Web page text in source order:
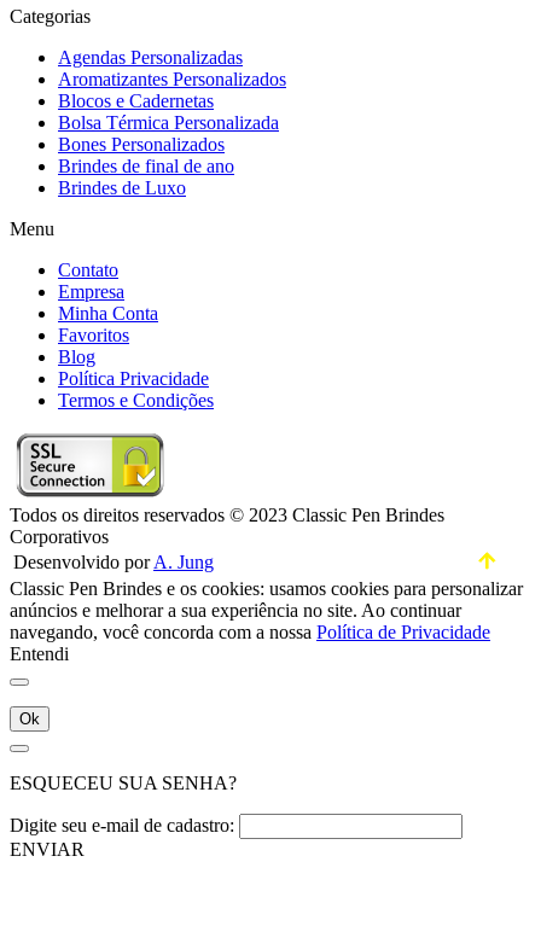
Categorias
Agendas Personalizadas
Aromatizantes Personalizados
Blocos e Cadernetas
Bolsa Térmica Personalizada
Bones Personalizados
Brindes de final de ano
Brindes de Luxo
Menu
Contato
Empresa
Minha Conta
Favoritos
Blog
Política Privacidade
Termos e Condições
Todos os direitos reservados © 2023 Classic Pen Brindes
Corporativos
Desenvolvido porA. Jung
Classic Pen Brindes e os cookies: usamos cookies para personalizar
anúncios e melhorar a sua experiência no site. Ao continuar
navegando, você concorda com a nossa Política de Privacidade
Entendi
Ok
ESQUECEU SUA SENHA?
Digite seu e-mail de cadastro:
ENVIAR